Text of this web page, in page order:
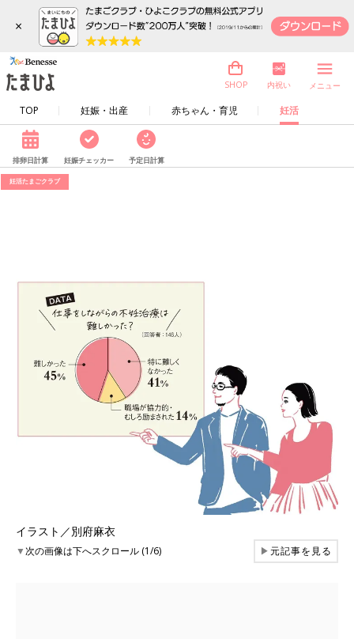
×
TOP 妊娠・出産 赤ちゃん・育児 妊活
SHOP 内祝い メニュー
排卵日計算 妊娠チェッカー 予定日計算
妊活たまごクラブ
イラスト／別府麻衣
▼次の画像は下へスクロール (1/6) ▶元記事を見る